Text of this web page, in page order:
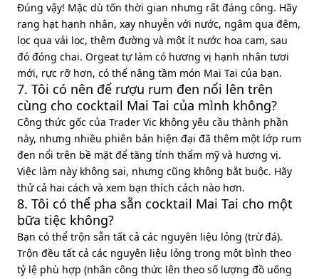
Đúng vậy! Mặc dù tốn thời gian nhưng rất đáng công. Hãy
rang hạt hạnh nhân, xay nhuyễn với nước, ngâm qua đêm,
lọc qua vải lọc, thêm đường và một ít nước hoa cam, sau
đó đóng chai. Orgeat tự làm có hương vị hạnh nhân tươi
mới, rực rỡ hơn, có thể nâng tầm món Mai Tai của bạn.
7. Tôi có nên để rượu rum đen nổi lên trên
cùng cho cocktail Mai Tai của mình không?
Công thức gốc của Trader Vic không yêu cầu thành phần
này, nhưng nhiều phiên bản hiện đại đã thêm một lớp rum
đen nổi trên bề mặt để tăng tính thẩm mỹ và hương vị.
Việc làm này không sai, nhưng cũng không bắt buộc. Hãy
thử cả hai cách và xem bạn thích cách nào hơn.
8. Tôi có thể pha sẵn cocktail Mai Tai cho một
bữa tiệc không?
Bạn có thể trộn sẵn tất cả các nguyên liệu lỏng (trừ đá).
Trộn đều tất cả các nguyên liệu lỏng trong một bình theo
tỷ lệ phù hợp (nhân công thức lên theo số lượng đồ uống